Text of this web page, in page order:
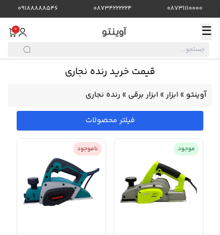
08731110000
08734222224
09188888546
☰
0
قیمت خرید رنده نجاری
آوینتو » ابزار» ابزار برقی » رنده نجاری
فیلتر محصولات
موجود ناموجود